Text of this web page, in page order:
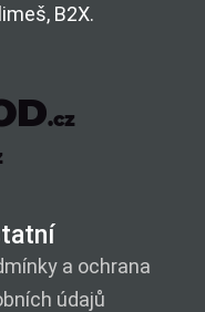
B2X.
a ochrana
údajů